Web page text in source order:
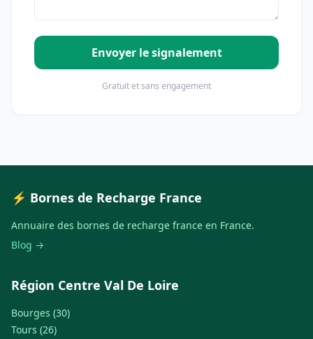
Envoyer le signalement
Gratuit et sans engagement
⚡ Bornes de Recharge France
Annuaire des bornes de recharge france en France.
Blog →
Région Centre Val De Loire
Bourges (30)
Tours (26)